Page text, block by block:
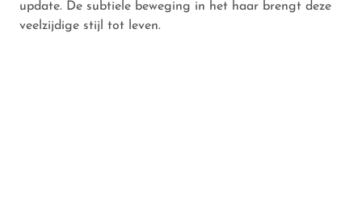
update. De subtiele beweging in het haar brengt deze
veelzijdige stijl tot leven.